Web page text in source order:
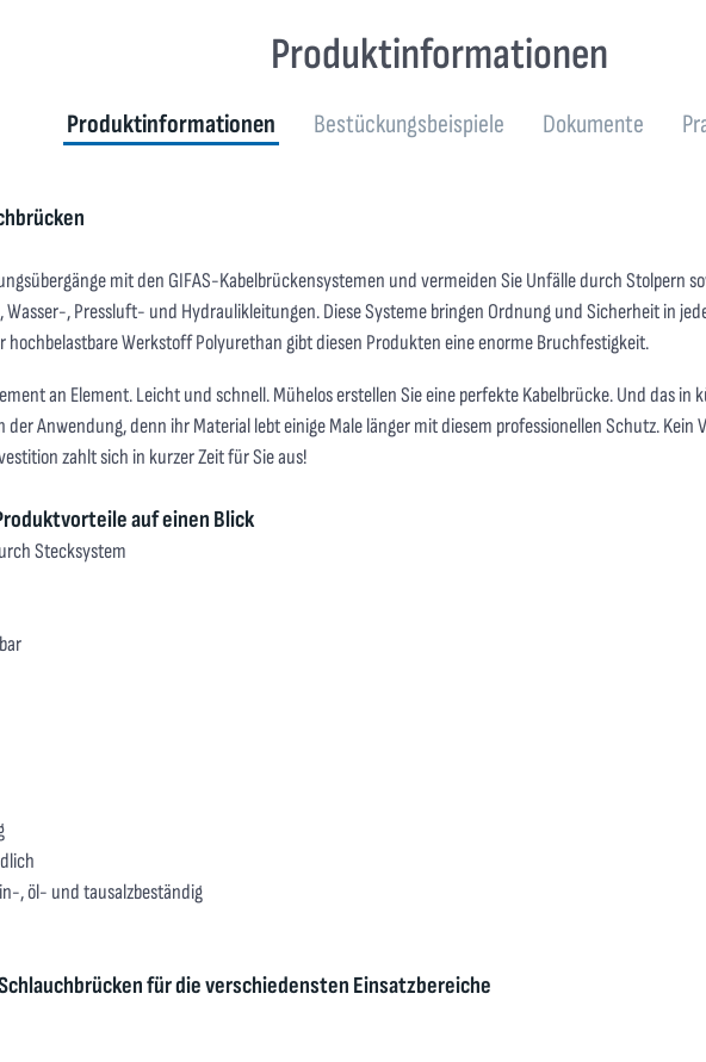
Produktinformationen
Produktinformationen Bestückungsbeispiele Dokumente
mit den GIFAS-Kabelbrückensystemen und vermeiden Sie Unfälle durch Stolpern
, Pressluft- und Hydraulikleitungen. Diese Systeme bringen Ordnung und Sicherheit in
hochbelastbare Werkstoff Polyurethan gibt diesen Produkten eine enorme Bruchfestigkeit.
an Element. Leicht und schnell. Mühelos erstellen Sie eine perfekte Kabelbrücke. Und das in
der Anwendung, denn ihr Material lebt einige Male länger mit diesem professionellen Schutz. Kein
zahlt sich in kurzer Zeit für Sie aus!
auf einen Blick
Stecksystem
, öl- und tausalzbeständig
für die verschiedensten Einsatzbereiche